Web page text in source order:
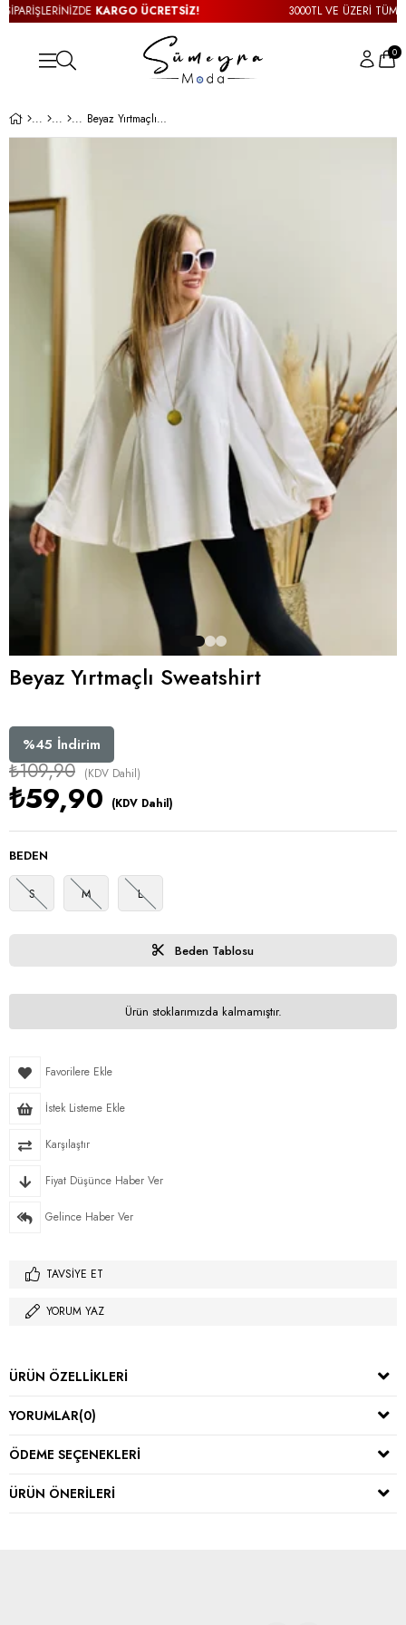
KARGO ÜCRETSİZ! 3000TL VE ÜZERİ TÜM
0
Beyaz Yırtmaçlı Sweatshirt
Beyaz Yırtmaçlı Sweatshirt
%45 İndirim
₺109,90 (KDV Dahil)
₺59,90 (KDV Dahil)
BEDEN
S M L
Beden Tablosu
Ürün stoklarımızda kalmamıştır.
Favorilere Ekle
İstek Listeme Ekle
Karşılaştır
Fiyat Düşünce Haber Ver
Gelince Haber Ver
TAVSIYE ET
YORUM YAZ
ÜRÜN ÖZELLIKLERI
YORUMLAR(0)
ÖDEME SEÇENEKLERI
ÜRÜN ÖNERILERI